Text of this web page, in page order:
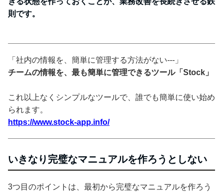
則です。
「社内の情報を、簡単に管理する方法がない---」
チームの情報を、最も簡単に管理できるツール「Stock」
これ以上なくシンプルなツールで、誰でも簡単に使い始め
られます。
https://www.stock-app.info/
いきなり完璧なマニュアルを作ろうとしない
3つ目のポイントは、最初から完璧なマニュアルを作ろう